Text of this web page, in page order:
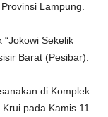
Lampung.
Sekelik
Barat (Pesibar).
di Komplek
pada Kamis 11